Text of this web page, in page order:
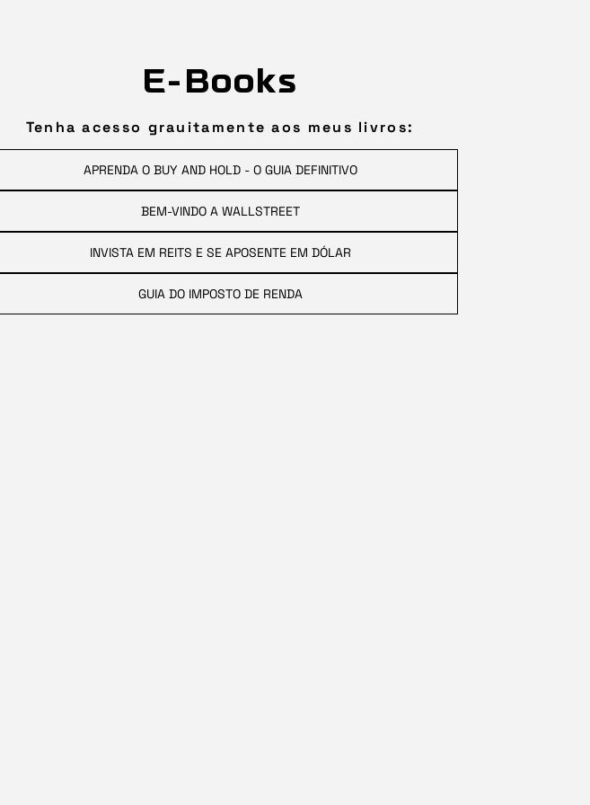
E-Books
Tenha acesso grauitamente aos meus livros:
APRENDA O BUY AND HOLD - O GUIA DEFINITIVO
BEM-VINDO A WALLSTREET
INVISTA EM REITS E SE APOSENTE EM DÓLAR
GUIA DO IMPOSTO DE RENDA